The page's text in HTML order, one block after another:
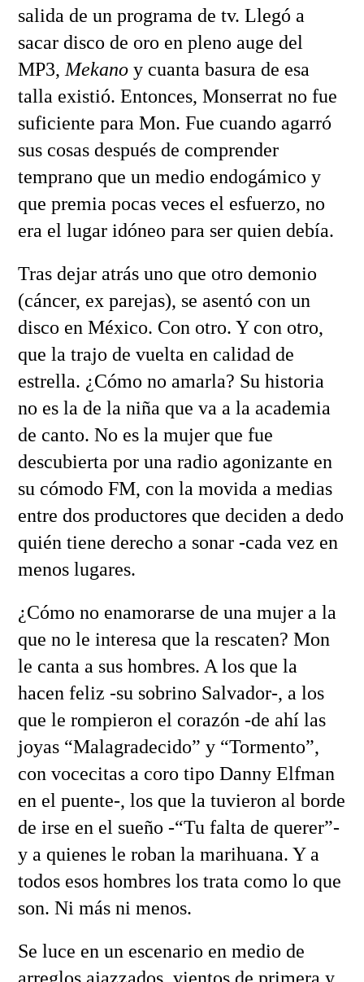
salida de un programa de tv. Llegó a
sacar disco de oro en pleno auge del
MP3, Mekanoy cuanta basura de esa
talla existió. Entonces, Monserrat no fue
suficiente para Mon. Fue cuando agarró
sus cosas después de comprender
temprano que un medio endogámico y
que premia pocas veces el esfuerzo, no
era el lugar idóneo para ser quien debía.
Tras dejar atrás uno que otro demonio
(cáncer, ex parejas), se asentó con un
disco en México. Con otro. Y con otro,
que la trajo de vuelta en calidad de
estrella. ¿Cómo no amarla? Su historia
no es la de la niña que va a la academia
de canto. No es la mujer que fue
descubierta por una radio agonizante en
su cómodo FM, con la movida a medias
entre dos productores que deciden a dedo
quién tiene derecho a sonar -cada vez en
menos lugares.
¿Cómo no enamorarse de una mujer a la
que no le interesa que la rescaten? Mon
le canta a sus hombres. A los que la
hacen feliz -su sobrino Salvador-, a los
que le rompieron el corazón -de ahí las
joyas “Malagradecido” y “Tormento”,
con vocecitas a coro tipo Danny Elfman
en el puente-, los que la tuvieron al borde
de irse en el sueño -“Tu falta de querer”-
y a quienes le roban la marihuana. Y a
todos esos hombres los trata como lo que
son. Ni más ni menos.
Se luce en un escenario en medio de
arreglos ajazzados, vientos de primera y